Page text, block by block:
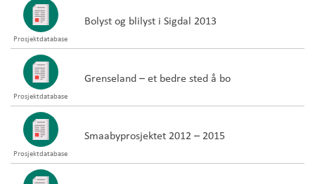
Prosjektdatabase
Bolyst og blilyst i Sigdal 2013
Prosjektdatabase
Grenseland – et bedre sted å bo
Prosjektdatabase
Smaabyprosjektet 2012 – 2015